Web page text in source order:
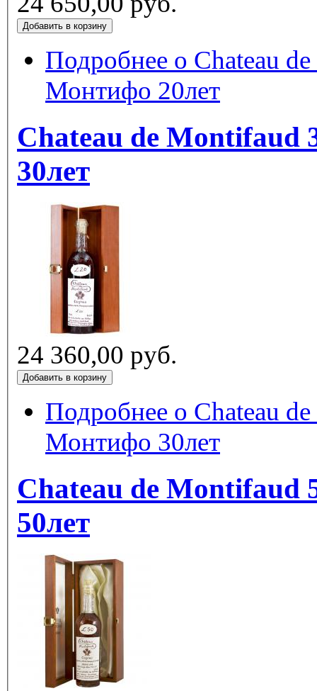
Подробнее о Chateau de
Монтифо 20лет
Chateau de
30лет
24 360,00 руб.
Подробнее о Chateau
Монтифо 30лет
Chateau de
50лет